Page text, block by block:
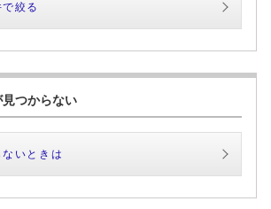
で絞る
つからない
いときは